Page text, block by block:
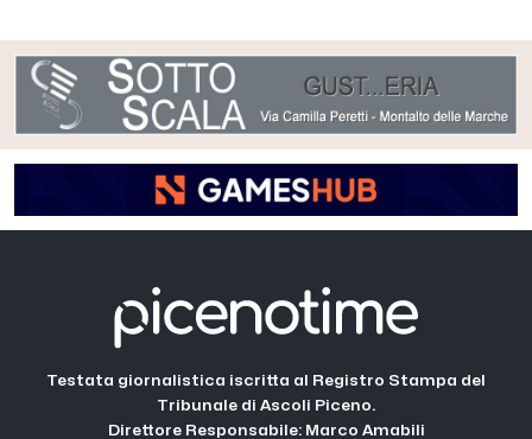
Testata giornalistica iscritta al Registro Stampa del
Tribunale di Ascoli Piceno.
Direttore Responsabile: Marco Amabili